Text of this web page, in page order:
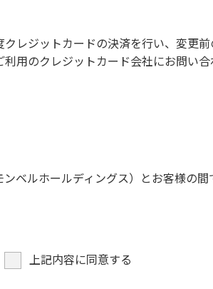
の設営、テーブル・椅子の持ち出しは
嫌悪感を与えるような行為はお止めく
レジットカードの決済を行い、変更前
用のクレジットカード会社にお問い合
ベルホールディングス）とお客様の間
上記内容に同意する